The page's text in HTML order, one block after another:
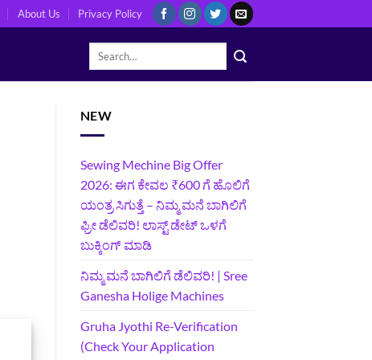
About Us Privacy Policy
NEW
Sewing Mechine Big Offer
2026: ಈಗ ಕೇವಲ ₹600 ಗೆ ಹೊಲಿಗೆ
ಯಂತ್ರ ಸಿಗುತ್ತೆ – ನಿಮ್ಮ ಮನೆ ಬಾಗಿಲಿಗೆ‍
ಫ್ರೀ ಡೆಲಿವರಿ! ಲಾಸ್ಟ್‌ ಡೇಟ್‌ ಒಳಗೆ
ಬುಕ್ಕಿಂಗ್‌ ಮಾಡಿ
ನಿಮ್ಮ ಮನೆ ಬಾಗಿಲಿಗೆ ಡೆಲಿವರಿ! | Sree
Ganesha Holige Machines
Gruha Jyothi Re-Verification
(Check Your Application